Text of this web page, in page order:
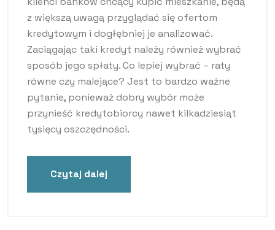
z większą uwagą przyglądać się ofertom
kredytowym i dogłębniej je analizować.
Zaciągając taki kredyt należy również wybrać
sposób jego spłaty. Co lepiej wybrać – raty
równe czy malejące? Jest to bardzo ważne
pytanie, ponieważ dobry wybór może
przynieść kredytobiorcy nawet kilkadziesiąt
tysięcy oszczędności.
Czytaj dalej